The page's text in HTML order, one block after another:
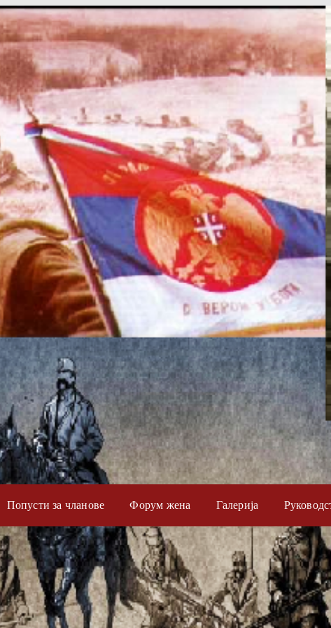
Попусти за чланове Форум жена Галерија